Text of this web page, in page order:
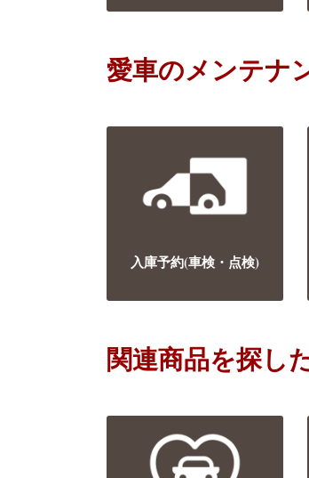
愛車のメンテナ
入庫予約(車検・点検)
関連商品を探し